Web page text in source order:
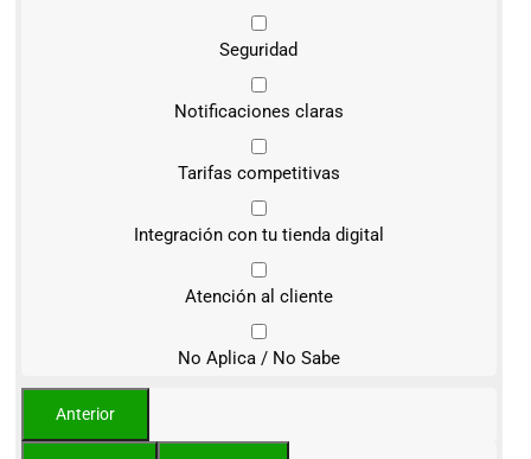
Seguridad
Notificaciones claras
Tarifas competitivas
Integración con tu tienda digital
Atención al cliente
No Aplica / No Sabe